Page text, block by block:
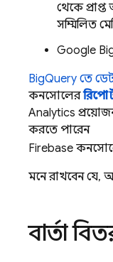
থেকে
সম্মিলিত
Google
BigQuery তে
কনসোলের
Analytics
করতে পারেন
Firebase
মনে রাখবেন যে,
বার্তা